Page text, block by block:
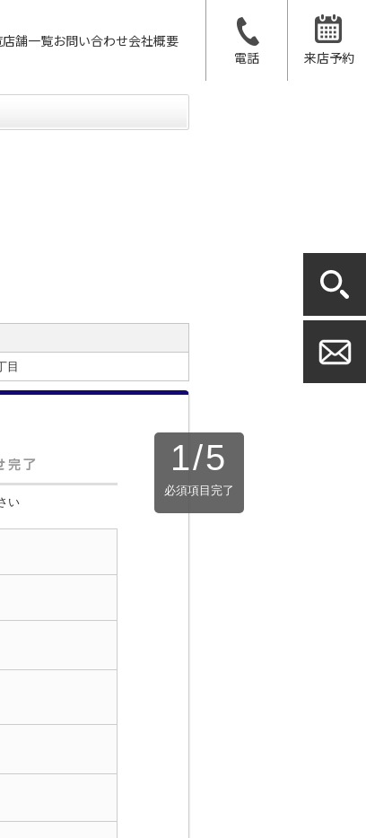
店舗一覧お問い合わせ会社概要
電話
来店予約
目
1/5
必須項目完了
い